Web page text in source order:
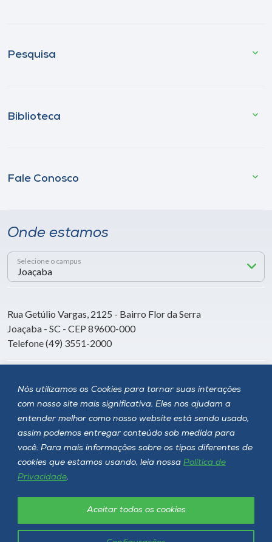
Nós utilizamos os Cookies para tornar suas interações
com nosso site mais significativa. Eles nos ajudam a
entender melhor como nosso website está sendo usado,
assim podemos entregar conteúdo sob medida para
você. Para mais informações sobre os tipos diferentes de
cookies que estamos usando, leia nossa Política de
Privacidade.
Aceitar todos os cookies
Pesquisa
Biblioteca
Fale Conosco
Onde estamos
Selecione o campus
Rua Getúlio Vargas, 2125 - Bairro Flor da Serra
Joaçaba - SC - CEP 89600-000
Telefone (49) 3551-2000
Siga a Unoesc
Política de privacidade LGPD